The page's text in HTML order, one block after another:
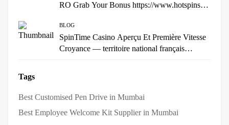
RO Grab Your Bonus https://www.hotspins-
BLOG
SpinTime Casino Aperçu Et Première Vitesse
Croyance — territoire national français
Tags
Best Customised Pen Drive in Mumbai
Best Employee Welcome Kit Supplier in Mumbai